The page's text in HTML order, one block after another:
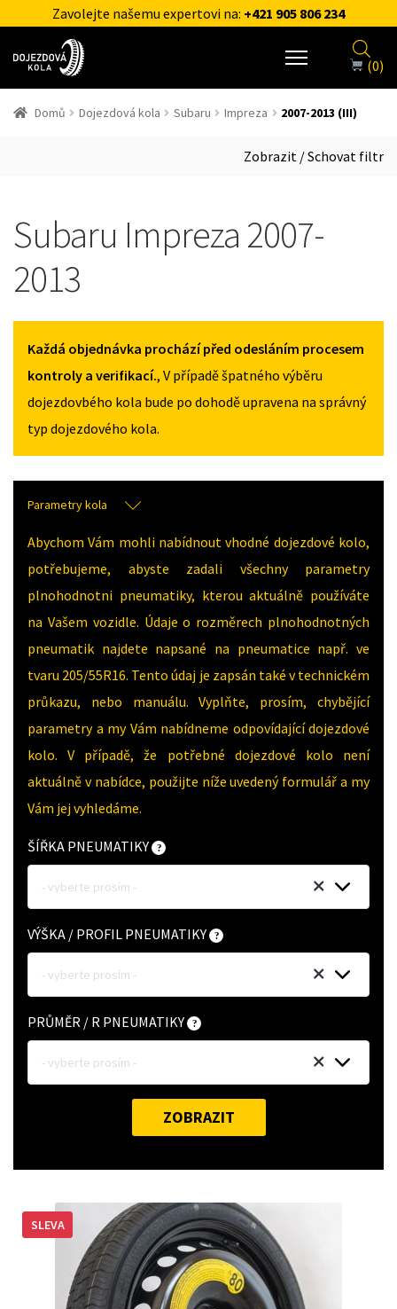
Zavolejte našemu expertovi na: +421 905 806 234
(0)
Domů Dojezdová kola Subaru Impreza 2007-2013 (III)
Zobrazit / Schovat filtr
Subaru Impreza 2007-
2013
Každá objednávka prochází před odesláním procesem
kontroly a verifikací., V případě špatného výběru
dojezdovbého kola bude po dohodě upravena na správný
typ dojezdového kola.
Parametry kola
Abychom Vám mohli nabídnout vhodné dojezdové kolo,
potřebujeme, abyste zadali všechny parametry
plnohodnotni pneumatiky, kterou aktuálně používáte
na Vašem vozidle. Údaje o rozměrech plnohodnotných
pneumatik najdete napsané na pneumatice např. ve
tvaru 205/55R16. Tento údaj je zapsán také v technickém
průkazu, nebo manuálu. Vyplňte, prosím, chybějící
parametry a my Vám nabídneme odpovídající dojezdové
kolo. V případě, že potřebné dojezdové kolo není
aktuálně v nabídce, použijte níže uvedený formulář a my
Vám jej vyhledáme.
ŠÍŘKA PNEUMATIKY
- vyberte prosím -
VÝŠKA / PROFIL PNEUMATIKY
- vyberte prosím -
PRŮMĚR / R PNEUMATIKY
- vyberte prosím -
ZOBRAZIT
SLEVA